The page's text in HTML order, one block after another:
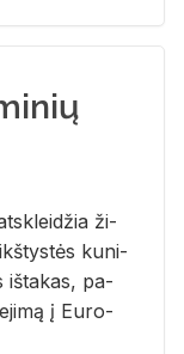
ži­
ku­ni­
iš­ta­kas, pa­
į Eu­ro­